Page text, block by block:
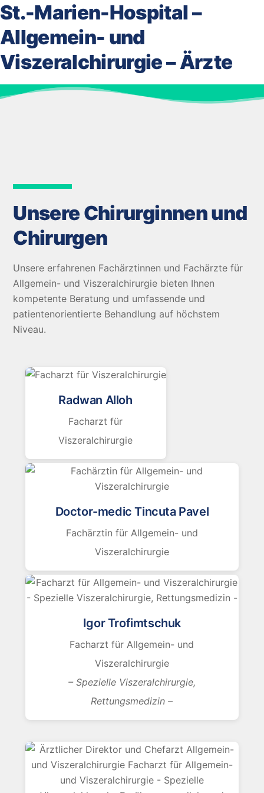
St.-Marien-Hospital –
Allgemein- und
Viszeralchirurgie – Ärzte
Unsere Chirurginnen und
Chirurgen
Unsere erfahrenen Fachärztinnen und Fachärzte für
Allgemein- und Viszeralchirurgie bieten Ihnen
kompetente Beratung und umfassende und
patientenorientierte Behandlung auf höchstem
Niveau.
Radwan Alloh
Facharzt für
Viszeralchirurgie
Doctor-medic Tincuta Pavel
Fachärztin für Allgemein- und
Viszeralchirurgie
Igor Trofimtschuk
Facharzt für Allgemein- und
Viszeralchirurgie
– Spezielle Viszeralchirurgie,
Rettungsmedizin –